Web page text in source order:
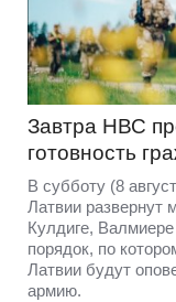
Завтра НВС
готовность
В субботу (8
Латвии развернут
Кулдиге,
порядок, по
Латвии будут
армию.